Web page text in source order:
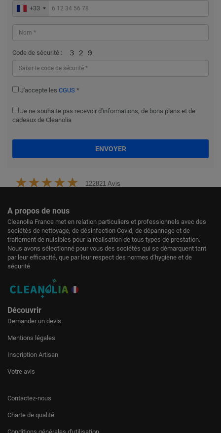
+33
Code de sécurité :
J'accepte les CGUS *
Je ne souhaite pas recevoir d'informations, de bons plans et de
cadeaux de Cleanolia
ENVOYER
122821 Avis
A propos de nous
Cleanolia France met en relation particuliers et professionnels avec des
sociétés de nettoyage, de désinfection Covid, de dépannage et de
traitement de nuisibles pour la réalisation de tous types de prestation.
Nous avons sélectionné pour vous des sociétés qui se démarquent tant
par leur efficacité, que par leur respect des normes d’hygiène et de
sécurité.
Découvrir
Demander un devis
Mentions légales
Inscription Artisan
Votre avis
Contactez-nous
Charte de qualité